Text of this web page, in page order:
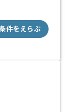
件をえらぶ